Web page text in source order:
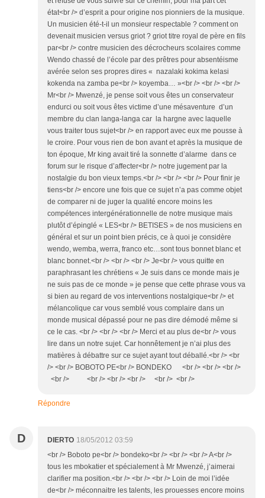
état<br /> d’esprit a pour origine nos pionniers de la musique.
Un musicien été-t-il un monsieur respectable ? comment on
devenait musicien versus griot ? griot titre royal de père en fils
par<br /> contre musicien des décrocheurs scolaires comme
Wendo chassé de l’école par des prêtres pour absentéisme
avérée selon ses propres dires « nazalaki kokima kelasi
kokenda na zamba pe<br /> koyemba… »<br /> <br /> <br />
Mr<br /> Mwenzé, je pense soit vous êtes un conservateur
endurci ou soit vous êtes victime d’une mésaventure d’un
membre du clan langa-langa car la hargne avec laquelle
vous traiter tous sujet<br /> en rapport avec eux me pousse à
le croire. Pour vous rien de bon avant et après la musique de
ton époque, Mr king avait tiré la sonnette d’alarme dans ce
forum sur le risque d’affecter<br /> notre jugement par la
nostalgie du bon vieux temps.<br /> <br /> <br /> Pour finir je
tiens<br /> encore une fois que ce sujet n’a pas comme objet
de comparer ni de juger la qualité encore moins les
compétences intergénérationnelle de notre musique mais
plutôt d’épinglé « LES<br /> BETISES » de nos musiciens en
général et sur un point bien précis, ce à quoi je considère
wendo, wemba, werra, franco etc…sont tous bonnet blanc et
blanc bonnet.<br /> <br /> <br /> Je<br /> vous quitte en
paraphrasant les chrétiens « Je suis dans ce monde mais je
ne suis pas de ce monde » je pense que cette phrase vous va
si bien au regard de vos interventions nostalgique<br /> et
mélancolique car vous semblé vous complaire dans un
monde musical dépassé pour ne pas dire démodé même si
ce le cas. <br /> <br /> <br /> Merci et au plus de<br /> vous
lire dans un notre sujet. Car honnêtement je n’ai plus des
matières à débattre sur ce sujet ayant tout déballé.<br /> <br
/> <br /> BOBOTO PE<br /> BONDEKO <br /> <br /> <br />
<br /> <br /> <br /> <br /> <br /> <br />
Répondre
D DIERTO 18/05/2012 03:59
<br /> Boboto pe<br /> bondeko<br /> <br /> <br /> A<br />
tous les mbokatier et spécialement à Mr Mwenzé, j’aimerai
clarifier ma position.<br /> <br /> <br /> Loin de moi l’idée
de<br /> méconnaitre les talents, les prouesses encore moins